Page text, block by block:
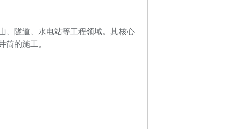
、隧道、水电站等工程领域。其核心
的施工。